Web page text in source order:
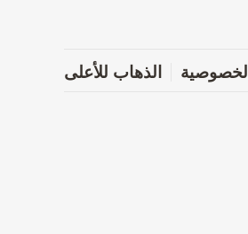
الخصوصية الذهاب للأعلى